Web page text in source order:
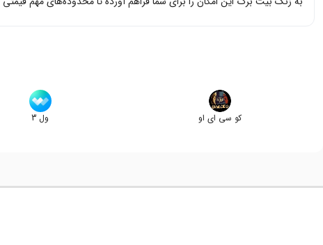
کو سی ای او ول 3